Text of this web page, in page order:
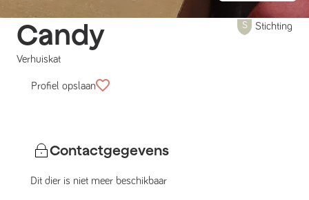
Candy
Verhuiskat
Stichting
Profiel opslaan
Contactgegevens
Dit dier is niet meer beschikbaar